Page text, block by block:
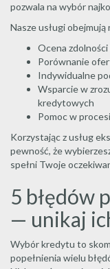
pozwala na wybór
Nasze usługi
Ocena
Porównanie
Indywidualne
Wsparcie w
kredytowych
Pomoc w
Korzystając z usług
pewność, że
spełni Twoje
5 błędów
— unikaj
Wybór kredytu to
popełnienia wielu